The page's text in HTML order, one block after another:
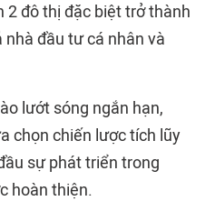
2 đô thị đặc biệt trở thành
đầu tư cá nhân và
lướt sóng ngắn hạn,
chọn chiến lược tích lũy
sự phát triển trong
hoàn thiện.